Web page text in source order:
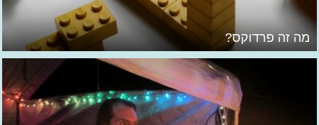
מה זה פרדוקס?